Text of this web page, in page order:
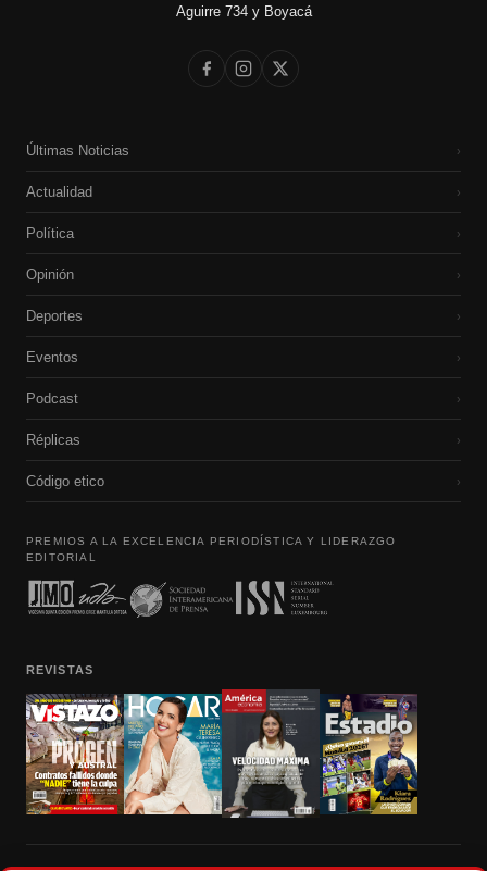
Aguirre 734 y Boyacá
Últimas Noticias ›
Actualidad ›
Política ›
Opinión ›
Deportes ›
Eventos ›
Podcast ›
Réplicas ›
Código etico ›
PREMIOS A LA EXCELENCIA PERIODÍSTICA Y LIDERAZGO
EDITORIAL
REVISTAS